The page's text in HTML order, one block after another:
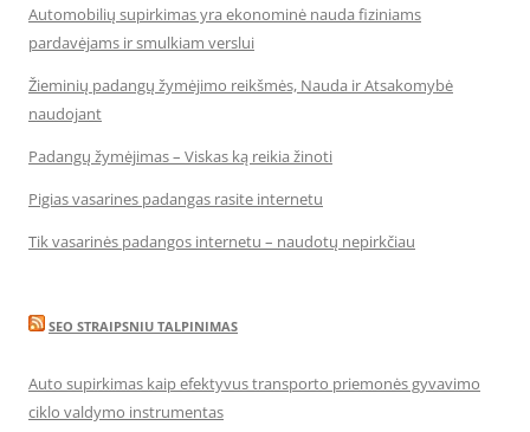
Automobilių supirkimas yra ekonominė nauda fiziniams
pardavėjams ir smulkiam verslui
Žieminių padangų žymėjimo reikšmės, Nauda ir Atsakomybė
naudojant
Padangų žymėjimas – Viskas ką reikia žinoti
Pigias vasarines padangas rasite internetu
Tik vasarinės padangos internetu – naudotų nepirkčiau
SEO STRAIPSNIU TALPINIMAS
Auto supirkimas kaip efektyvus transporto priemonės gyvavimo
ciklo valdymo instrumentas